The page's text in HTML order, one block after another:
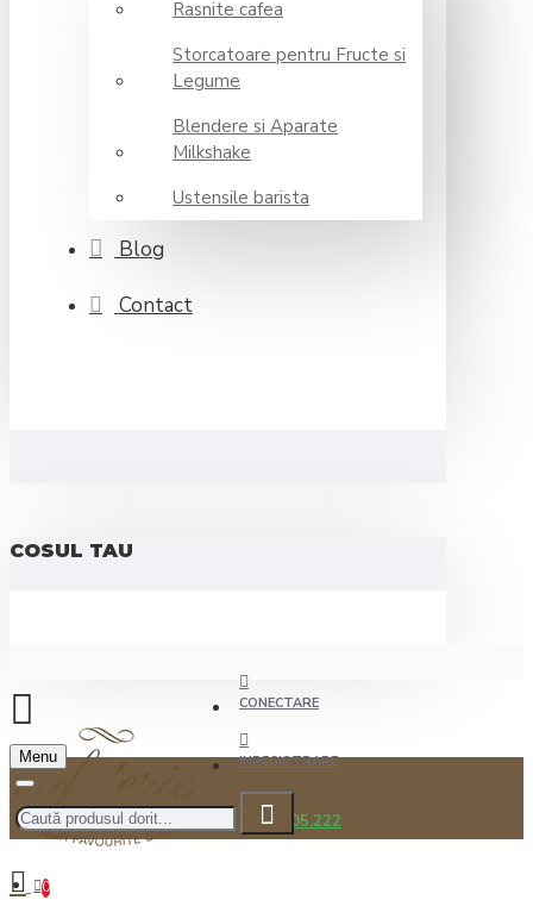
Rasnite cafea
Storcatoare pentru Fructe si
Legume
Blendere si Aparate
Milkshake
Ustensile barista
Blog
Contact
COSUL TAU
CONECTARE
INREGISTRARE
0722.505.222
Menu
0